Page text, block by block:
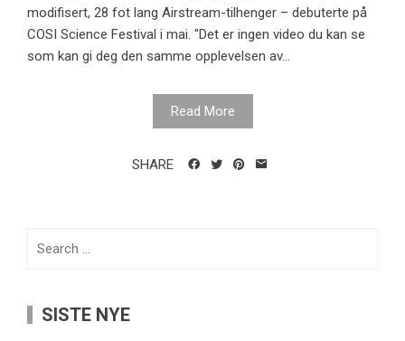
modifisert, 28 fot lang Airstream-tilhenger – debuterte på
COSI Science Festival i mai. "Det er ingen video du kan se
som kan gi deg den samme opplevelsen av...
Read More
SHARE
SISTE NYE